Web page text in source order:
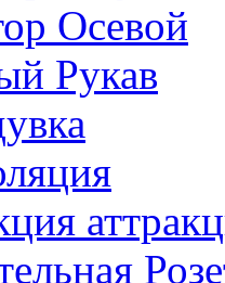
Осевой
Рукав